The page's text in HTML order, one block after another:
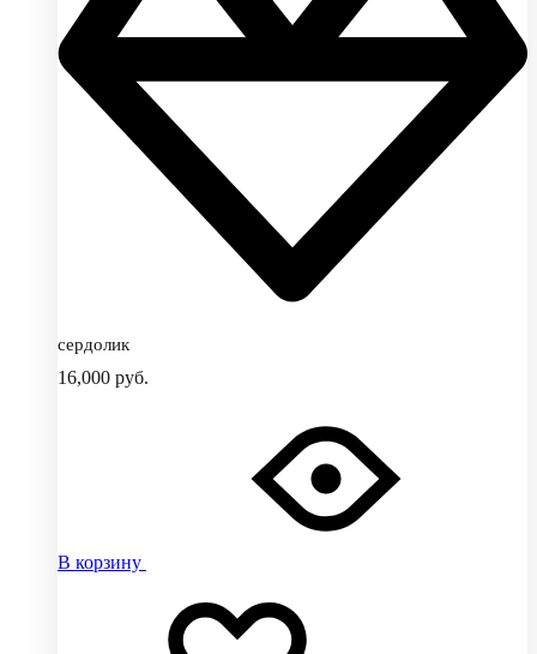
сердолик
16,000 руб.
В корзину